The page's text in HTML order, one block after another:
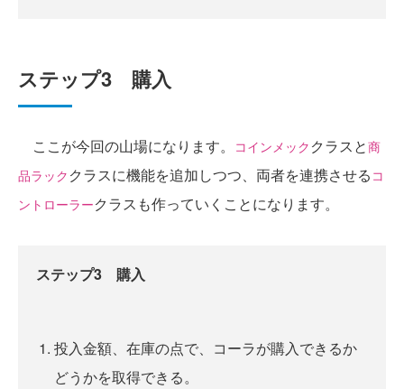
ステップ3 購入
ここが今回の山場になります。 コインメック クラスと商
品ラック クラスに機能を追加しつつ、両者を連携させる コ
ントローラークラスも作っていくことになります。
ステップ3 購入
投入金額、在庫の点で、コーラが購入できるか
どうかを取得できる。